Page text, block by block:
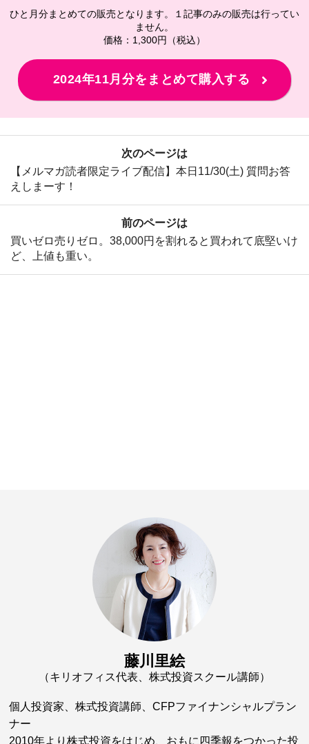
ひと月分まとめての販売となります。１記事のみの販売は行ってい
ません。
価格：1,300円（税込）
2024年11月分をまとめて購入する
前のページは
買いゼロ売りゼロ。38,000円を割れると買われて底堅いけ
ど、上値も重い。
次のページは
【メルマガ読者限定ライブ配信】本日11/30(土) 質問お答
えしまーす！
藤川里絵
（キリオフィス代表、株式投資スクール講師）
個人投資家、株式投資講師、CFPファイナンシャルプラン
ナー
2010年より株式投資をはじめ、おもに四季報をつかった投